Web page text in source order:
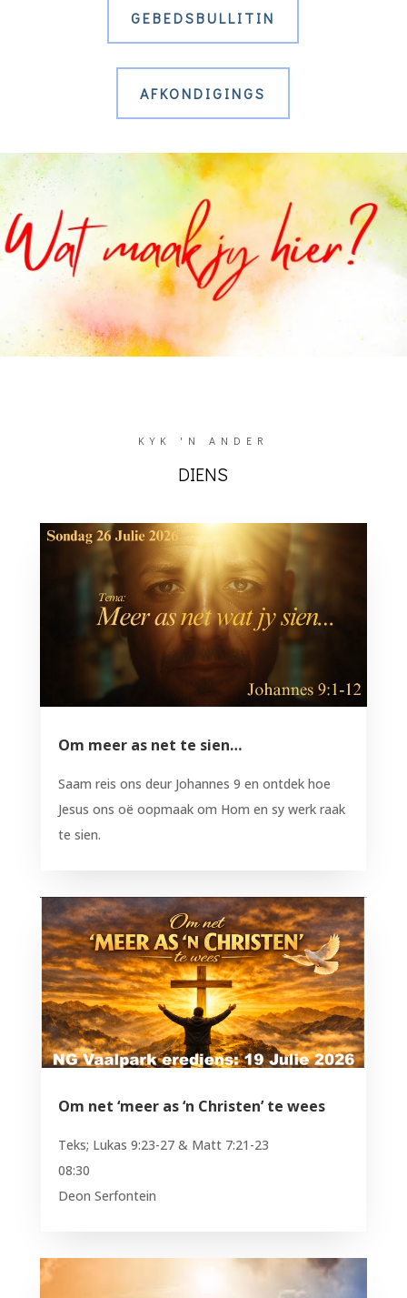
GEBEDSBULLITIN
AFKONDIGINGS
KYK 'N ANDER
DIENS
Om meer as net te sien…
Saam reis ons deur Johannes 9 en ontdek hoe
Jesus ons oë oopmaak om Hom en sy werk raak
te sien.
Om net ‘meer as ‘n Christen’ te wees
Teks; Lukas 9:23-27 & Matt 7:21-23
08:30
Deon Serfontein